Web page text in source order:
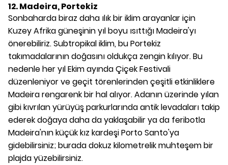
12. Madeira, Portekiz
Sonbaharda biraz daha ılık bir iklim arayanlar için
Kuzey Afrika güneşinin yıl boyu ısıttığı Madeira'yı
önerebiliriz. Subtropikal iklim, bu Portekiz
takımadalarının doğasını oldukça zengin kılıyor. Bu
nedenle her yıl Ekim ayında Çiçek Festivali
düzenleniyor ve geçit törenlerinden çeşitli etkinliklere
Madeira rengarenk bir hal alıyor. Adanın üzerinde yılan
gibi kıvrılan yürüyüş parkurlarında antik levadaları takip
ederek doğaya daha da yaklaşabilir ya da feribotla
Madeira'nın küçük kız kardeşi Porto Santo'ya
gidebilirsiniz; burada dokuz kilometrelik muhteşem bir
plajda yüzebilirsiniz.